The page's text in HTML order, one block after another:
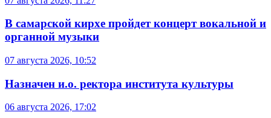
В самарской кирхе пройдет концерт вокальной и
органной музыки
07 августа 2026, 10:52
Назначен и.о. ректора института культуры
06 августа 2026, 17:02